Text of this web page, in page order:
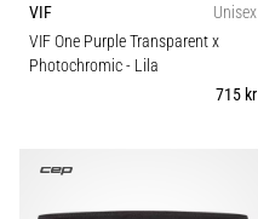
VIF
Unisex
VIF One Purple Transparent x
Photochromic- Lila
715 kr